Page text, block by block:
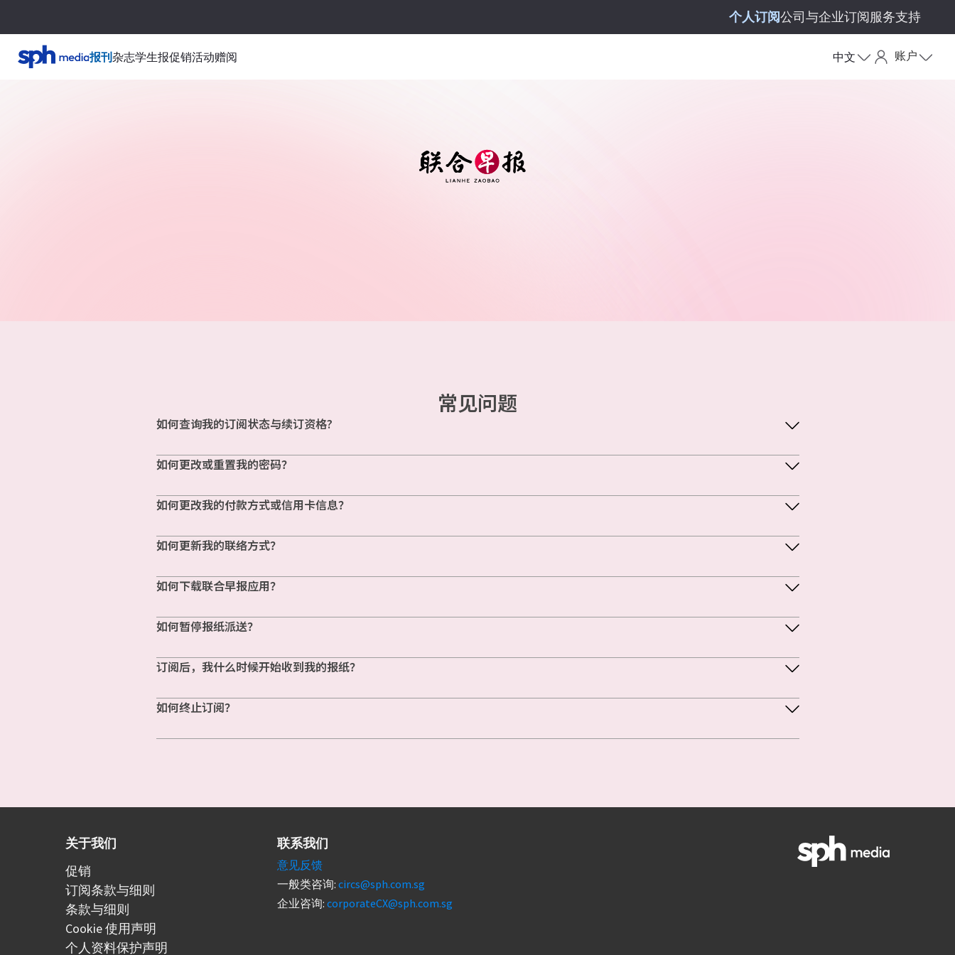
个人订阅公司与企业订阅服务支持
报刊杂志学生报促销活动赠阅 中文 账户
常见问题
如何查询我的订阅状态与续订资格?
如何更改或重置我的密码？
如何更改我的付款方式或信用卡信息？
如何更新我的联络方式？
如何下载联合早报应用？
如何暂停报纸派送？
订阅后，我什么时候开始收到我的报纸？
如何终止订阅？
关于我们
促销
订阅条款与细则
条款与细则
Cookie 使用声明
个人资料保护声明
联系我们
意见反馈
一般类咨询: circs@sph.com.sg
企业咨询: corporateCX@sph.com.sg